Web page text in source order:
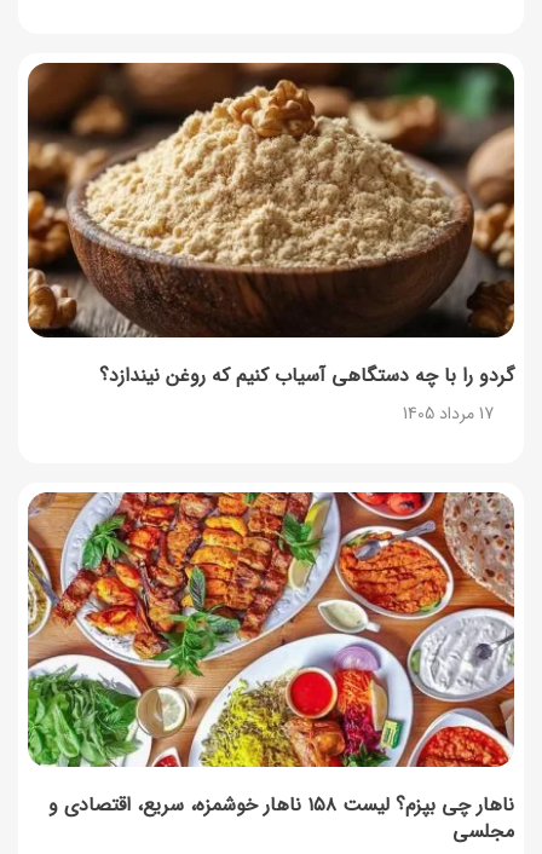
گردو را با چه دستگاهی آسیاب کنیم که روغن نیندازد؟
17 مرداد 1405
ناهار چی بپزم؟ لیست ۱۵۸ ناهار خوشمزه، سریع، اقتصادی و
مجلسی
روش‌های استعلام کالابرگ (فعال بودن و موجودی)
17 مرداد 1405
نحوه دریافت رمز خرید کالابرگ برای خرید آنلاین (رمز
یکبارمصرف کالابرگ)
17 مرداد 1405